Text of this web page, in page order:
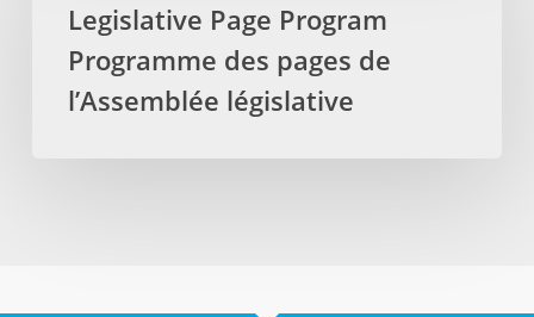
Programme
pages
l’Assemblée
Legislative Page Program
Programme des pages de
l’Assemblée législative